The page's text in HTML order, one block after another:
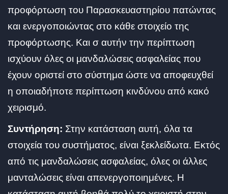
προφόρτωση του Παρασκευαστηρίου πατώντας
και ενεργοποιώντας στο κάθε στοιχείο της
προφόρτωσης. Και σ αυτήν την περίπτωση
ισχύουν όλες οι μανδαλώσεις ασφαλείας που
έχουν οριστεί στο σύστημα ώστε να αποφευχθεί
η οποιαδήποτε περίπτωση κινδύνου από κακό
χειρισμό.
Συντήρηση: Στην κατάσταση αυτή, όλα τα
στοιχεία του συστήματος, είναι ξεκλείδωτα. Εκτός
από τις μανδαλώσεις ασφαλείας, όλες οι άλλες
μανταλώσεις είναι απενεργοποιημένες. Η